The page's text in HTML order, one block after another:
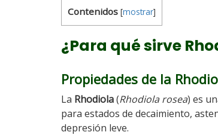
Contenidos [mostrar]
¿Para qué sirve
Propiedades de la
La Rhodiola(Rhodiola rosea) es
para estados de decaimiento,
depresión leve.